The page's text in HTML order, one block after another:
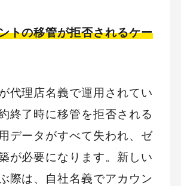
トの移管が拒否されるケー
代理店名義で運用されてい
終了時に移管を拒否される
データがすべて失われ、ゼ
が必要になります。新しい
際は、自社名義でアカウン